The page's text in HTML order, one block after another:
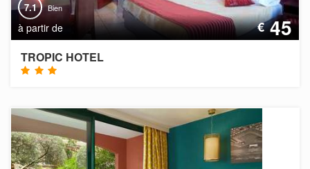
7.1 Bien
à partir de €45
TROPIC HOTEL